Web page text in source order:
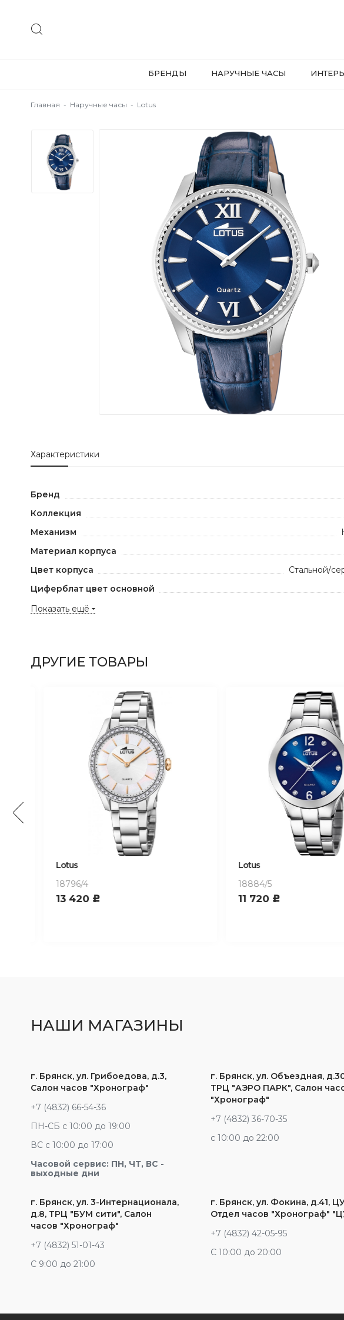
БРЕНДЫ НАРУЧНЫЕ ЧАСЫ
Главная - Наручные часы - Lotus
Характеристики
Бренд
Коллекция
Механизм
Материал корпуса
Цвет корпуса
Стальной/
Циферблат цвет основной
Показать ещё
ДРУГИЕ ТОВАРЫ
Lotus
18796/4
13 420c
Lotus
18884/5
11 720c
НАШИ МАГАЗИНЫ
г. Брянск, ул. Грибоедова, д.3,
Салон часов "Хронограф"
+7 (4832) 66-54-36
ПН-СБ с 10:00 до 19:00
ВС с 10:00 до 17:00
Часовой сервис: ПН, ЧТ, ВС -
выходные дни
г. Брянск, ул. Объездная,
ТРЦ "АЭРО ПАРК", Салон
"Хронограф"
+7 (4832) 36-70-35
c 10:00 до 22:00
г. Брянск, ул. 3-Интернационала,
д.8, ТРЦ "БУМ сити", Салон
часов "Хронограф"
+7 (4832) 51-01-43
С 9:00 до 21:00
г. Брянск, ул. Фокина, д.41,
Отдел часов "Хронограф"
+7 (4832) 42-05-95
С 10:00 до 20:00